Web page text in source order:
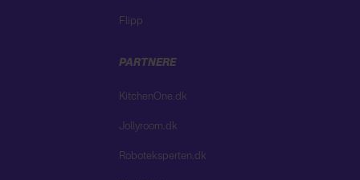
Flipp
PARTNERE
KitchenOne.dk
Jollyroom.dk
Roboteksperten.dk